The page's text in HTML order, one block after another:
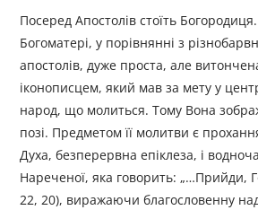
Посеред Апостолів стоїть
Богоматері, у порівнянні з
апостолів, дуже проста, але
іконописцем, який мав за мету у
народ, що молиться. Тому Вона
позі. Предметом її молитви є
Духа, безперервна епіклеза, і
Нареченої, яка говорить: „…Прийди,
22, 20), виражаючи благословенну